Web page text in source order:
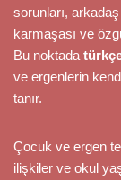
sorunları,
karmaşası ve
Bu noktada
ve ergenlerin
tanır.
Çocuk ve ergen
ilişkiler ve okul